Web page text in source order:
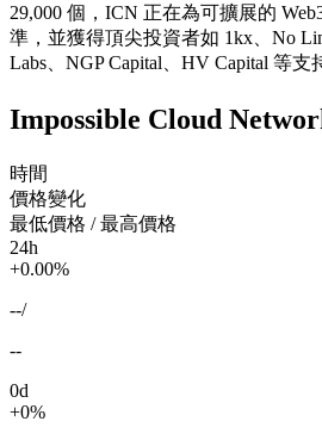
29,000 個，ICN 正在為可擴展的
準，並獲得頂尖投資者如 1kx、No
Labs、NGP Capital、HV Capital 等支
Impossible Cloud
時間
價格變化
最低價格 / 最高價格
24h
+0.00%
--/
--
0d
+0%